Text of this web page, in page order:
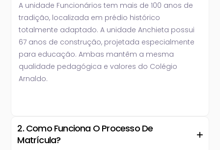
A unidade Funcionários tem mais de 100 anos de
tradição, localizada em prédio histórico
totalmente adaptado. A unidade Anchieta possui
67 anos de construção, projetada especialmente
para educação. Ambas mantêm a mesma
qualidade pedagógica e valores do Colégio
Arnaldo.
2. Como Funciona O Processo De
Matrícula?